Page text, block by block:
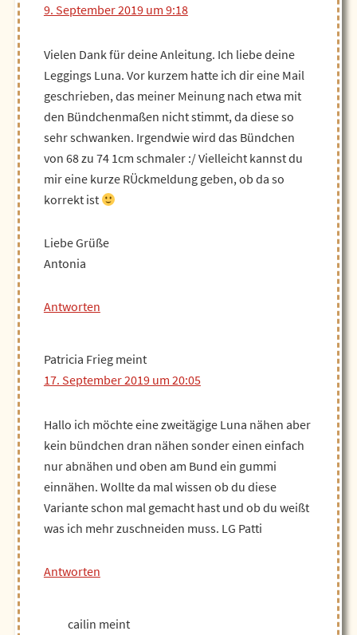
9. September 2019 um 9:18
Vielen Dank für deine Anleitung. Ich liebe deine
Leggings Luna. Vor kurzem hatte ich dir eine Mail
geschrieben, das meiner Meinung nach etwa mit
den Bündchenmaßen nicht stimmt, da diese so
sehr schwanken. Irgendwie wird das Bündchen
von 68 zu 74 1cm schmaler :/ Vielleicht kannst du
mir eine kurze RÜckmeldung geben, ob da so
korrekt ist
Liebe Grüße
Antonia
Antworten
Patricia Frieg meint
17. September 2019 um 20:05
Hallo ich möchte eine zweitägige Luna nähen aber
kein bündchen dran nähen sonder einen einfach
nur abnähen und oben am Bund ein gummi
einnähen. Wollte da mal wissen ob du diese
Variante schon mal gemacht hast und ob du weißt
was ich mehr zuschneiden muss. LG Patti
Antworten
cailin meint